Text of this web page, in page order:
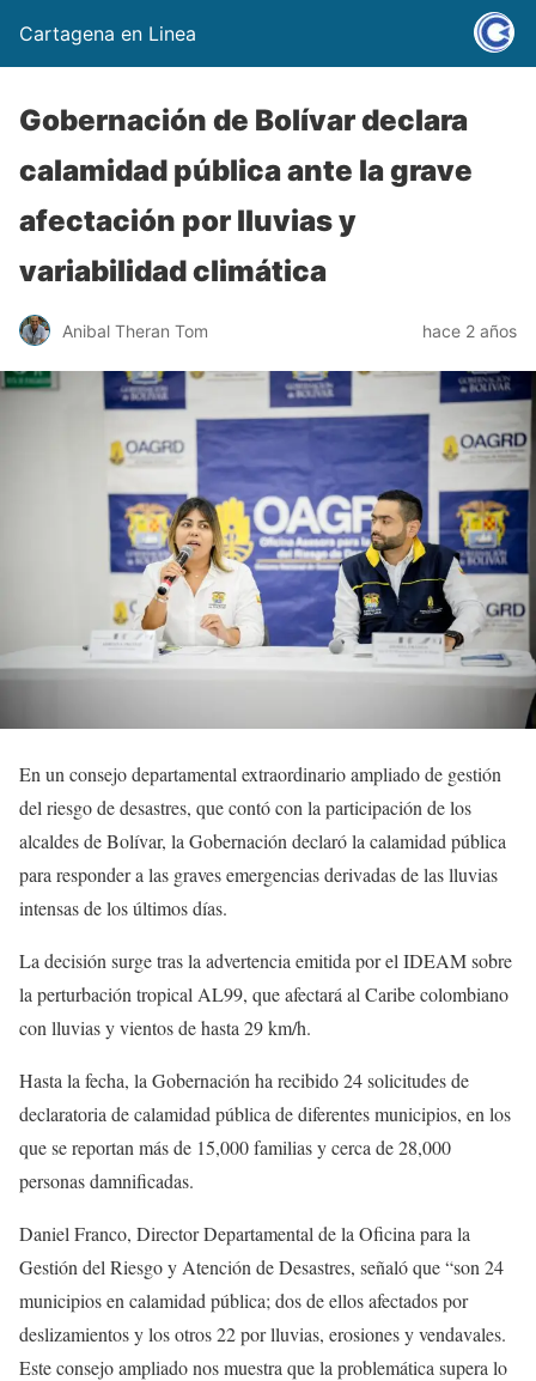
Cartagena en Linea
Gobernación de Bolívar declara
calamidad pública ante la grave
afectación por lluvias y
variabilidad climática
Anibal Theran Tom hace 2 años
En un consejo departamental extraordinario ampliado de gestión
del riesgo de desastres, que contó con la participación de los
alcaldes de Bolívar, la Gobernación declaró la calamidad pública
para responder a las graves emergencias derivadas de las lluvias
intensas de los últimos días.
La decisión surge tras la advertencia emitida por el IDEAM sobre
la perturbación tropical AL99, que afectará al Caribe colombiano
con lluvias y vientos de hasta 29 km/h.
Hasta la fecha, la Gobernación ha recibido 24 solicitudes de
declaratoria de calamidad pública de diferentes municipios, en los
que se reportan más de 15,000 familias y cerca de 28,000
personas damnificadas.
Daniel Franco, Director Departamental de la Oficina para la
Gestión del Riesgo y Atención de Desastres, señaló que “son 24
municipios en calamidad pública; dos de ellos afectados por
deslizamientos y los otros 22 por lluvias, erosiones y vendavales.
Este consejo ampliado nos muestra que la problemática supera lo